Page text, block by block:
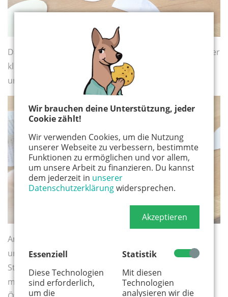
Wir brauchen deine Unterstützung, jeder
Cookie zählt!
Wir verwenden Cookies, um die Nutzung
unserer Webseite zu verbessern, bestimmte
Funktionen zu ermöglichen und vor allem,
um unsere Arbeit zu finanzieren. Du kannst
dem jederzeit in unserer
Datenschutzerklärungwidersprechen.
Akzeptieren
Essenziell
Diese Technologien
sind erforderlich,
um die
Statistik
Mit diesen
Technologien
analysieren wir die
Dann dürft ihr die sechs gefalteten Hälften aufeinander
kleben. Dazu etwas Kleber auf eine halbe Seite geben
und das nächste Ei passend darauf legen.
Am Ende die beiden letzten Seiten zusammen kleben
und schon ist euer Osterei fertig. Wollt ihr es an einen
Strauch hängen, faltet es einmal flach auf und macht
mit einer Nadel oder spitzen Schere eine kleine